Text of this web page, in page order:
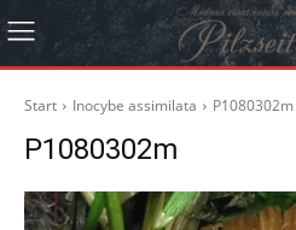
Start Inocybe assimilata P1080302m
P1080302m